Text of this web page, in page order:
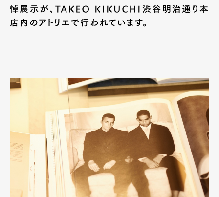
悼展示が、TAKEO KIKUCHI渋谷明治通り本
店内のアトリエで行われています。